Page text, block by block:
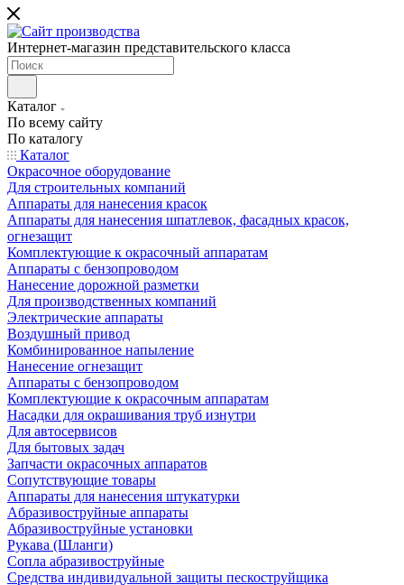
Интернет-магазин представительского класса
Каталог
По всему сайту
По каталогу
Каталог
Окрасочное оборудование
Для строительных компаний
Аппараты для нанесения красок
Аппараты для нанесения шпатлевок, фасадных красок,
огнезащит
Комплектующие к окрасочный аппаратам
Аппараты с бензопроводом
Нанесение дорожной разметки
Для производственных компаний
Электрические аппараты
Воздушный привод
Комбинированное напыление
Нанесение огнезащит
Аппараты с бензопроводом
Комплектующие к окрасочным аппаратам
Насадки для окрашивания труб изнутри
Для автосервисов
Для бытовых задач
Запчасти окрасочных аппаратов
Сопутствующие товары
Аппараты для нанесения штукатурки
Aбразивоструйные аппараты
Абразивоструйные установки
Рукава (Шланги)
Сопла абразивоструйные
Средства индивидуальной защиты пескоструйщика